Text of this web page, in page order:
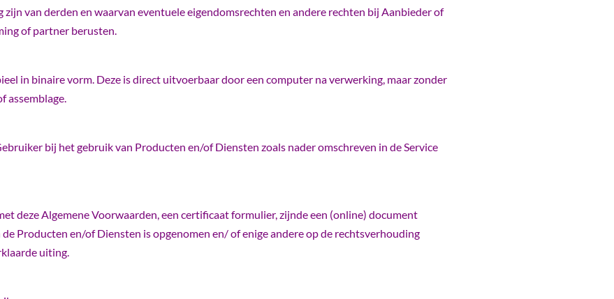
van derden en waarvan eventuele eigendomsrechten en andere rechten bij Aanbieder of
of partner berusten.
in binaire vorm. Deze is direct uitvoerbaar door een computer na verwerking, maar zonder
assemblage.
bij het gebruik van Producten en/of Diensten zoals nader omschreven in de Service
deze Algemene Voorwaarden, een certificaat formulier, zijnde een (online) document
Producten en/of Diensten is opgenomen en/ of enige andere op de rechtsverhouding
uiting.